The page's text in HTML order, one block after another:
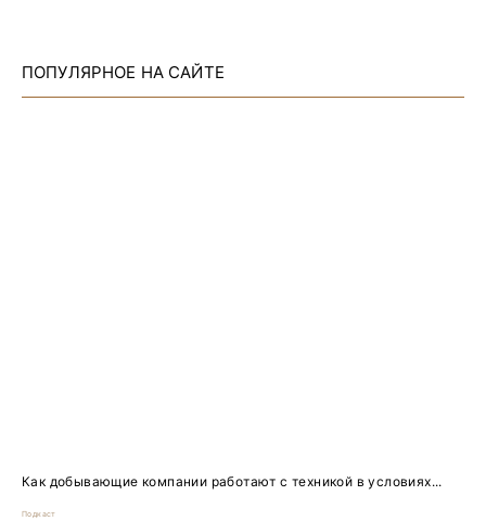
ПОПУЛЯРНОЕ НА САЙТЕ
Как добывающие компании работают с техникой в условиях...
Подкаст